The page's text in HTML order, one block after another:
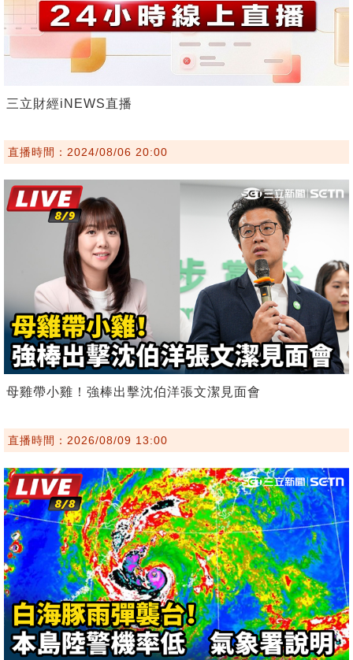
三立財經iNEWS直播
直播時間：2024/08/06 20:00
母雞帶小雞！強棒出擊沈伯洋張文潔見面會
直播時間：2026/08/09 13:00